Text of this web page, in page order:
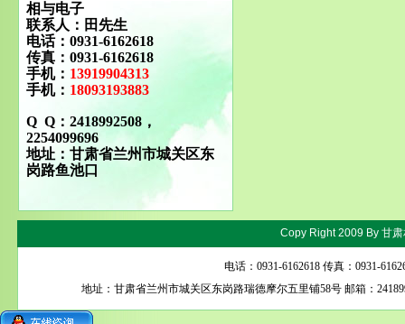
相与电子
联系人：田先生
电话：0931-6162618
传真：0931-6162618
手机： 13919904313
手机： 18093193883
Q Q：2418992508，
2254099696
地址：甘肃省兰州市城关区东
岗路鱼池口
Copy Right 2009 By甘肃
电话：0931-6162618 传真：0931-
地址：甘肃省兰州市城关区东岗路瑞德摩尔五里铺58号 邮箱：